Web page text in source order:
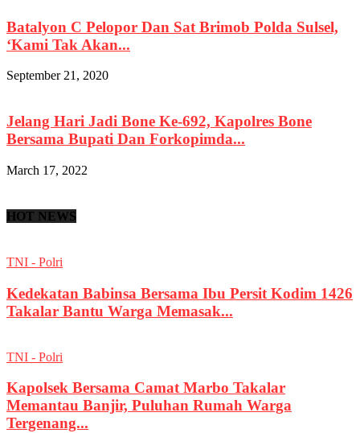
Batalyon C Pelopor Dan Sat Brimob Polda Sulsel,
‘Kami Tak Akan...
September 21, 2020
Jelang Hari Jadi Bone Ke-692, Kapolres Bone
Bersama Bupati Dan Forkopimda...
March 17, 2022
HOT NEWS
TNI - Polri
Kedekatan Babinsa Bersama Ibu Persit Kodim 1426
Takalar Bantu Warga Memasak...
TNI - Polri
Kapolsek Bersama Camat Marbo Takalar
Memantau Banjir, Puluhan Rumah Warga
Tergenang...